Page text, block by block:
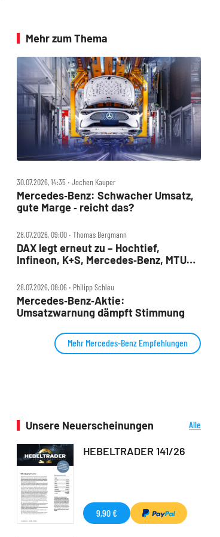
Mehr zum Thema
30.07.2026, 14:35 ‧ Jochen Kauper
Mercedes‑Benz: Schwacher Umsatz,
gute Marge ‑ reicht das?
28.07.2026, 09:00 ‧ Thomas Bergmann
DAX legt erneut zu – Hochtief,
Infineon, K+S, Mercedes‑Benz, MTU
28.07.2026, 08:06 ‧ Philipp Schleu
Mercedes‑Benz‑Aktie:
Umsatzwarnung dämpft Stimmung
Mehr Mercedes-Benz Empfehlungen
Unsere Neuerscheinungen
Alle
HEBELTRADER 141/26
9,90 €